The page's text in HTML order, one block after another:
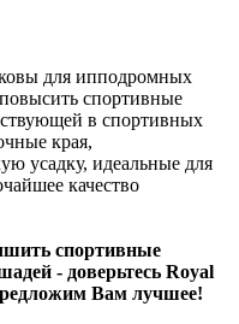
для ипподромных
спортивные
в спортивных
края,
усадку, идеальные для
качество
спортивные
- доверьтесь Royal
Вам лучшее!